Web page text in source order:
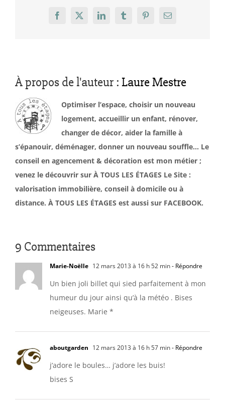
Facebook
X LinkedInTumblrPinterestEmail
À propos de l'auteur : Laure Mestre
Optimiser l’espace, choisir un nouveau
logement, accueillir un enfant, rénover,
changer de décor, aider la famille à
s’épanouir, déménager, donner un nouveau souffle… Le
conseil en agencement & décoration est mon métier ;
venez le découvrir sur À TOUS LES ÉTAGES Le Site :
valorisation immobilière, conseil à domicile ou à
distance. À TOUS LES ÉTAGES est aussi sur FACEBOOK.
9 Commentaires
Marie-Noëlle 12 mars 2013 à 16 h 52 min- Répondre
Un bien joli billet qui sied parfaitement à mon
humeur du jour ainsi qu’à la météo . Bises
neigeuses. Marie *
aboutgarden 12 mars 2013 à 16 h 57 min- Répondre
j’adore le boules… j’adore les buis!
bises S